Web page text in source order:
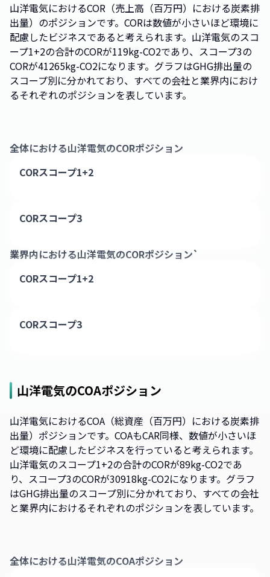
山洋電気におけるCOR（売上高（百万円）における炭素排
出量）のポジションです。CORは数値が小さいほど環境に
配慮したビジネスであると考えられます。山洋電気のスコ
ープ1+2の合計のCORが119kg-CO2であり、スコープ3の
CORが41265kg-CO2になります。グラフはGHG排出量の
スコープ別に分かれており、すべての会社と業界内におけ
るそれぞれのポジションを表しています。
全体における山洋電気のCORポジション
CORスコープ1+2
CORスコープ3
業界内における山洋電気のCORポジション`
CORスコープ1+2
CORスコープ3
山洋電気のCOAポジション
山洋電気におけるCOA（総資産（百万円）における炭素排
出量）ポジションです。COAもCAR同様、数値が小さいほ
ど環境に配慮したビジネスを行っていると考えられます。
山洋電気のスコープ1+2の合計のCORが89kg-CO2であ
り、スコープ3のCORが30918kg-CO2になります。グラフ
はGHG排出量のスコープ別に分かれており、すべての会社
と業界内におけるそれぞれのポジションを表しています。
全体における山洋電気のCOAポジション